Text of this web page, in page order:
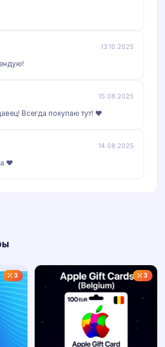
13.10.2025
15.08.2025
Всегда покупаю тут! ❤️
14.08.2025
❤️
3 3